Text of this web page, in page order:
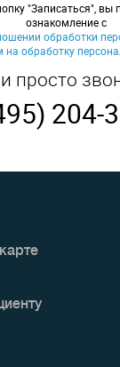
"Записаться", вы
ознакомление с
обработки
на обработку
просто
204-